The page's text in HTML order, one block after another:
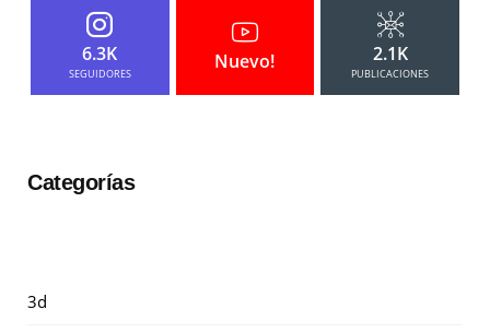
6.3K
SEGUIDORES
Nuevo! 2.1K
PUBLICACIONES
Categorías
3d